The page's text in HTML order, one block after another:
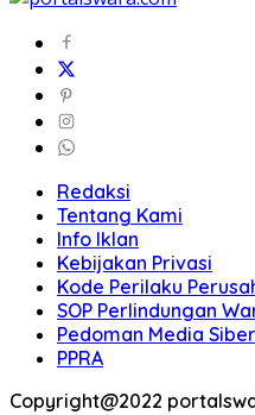
Redaksi
Tentang Kami
Info Iklan
Kebijakan Privasi
Kode Perilaku
SOP Perlindungan
Pedoman Media Siber
PPRA
Copyright@2022